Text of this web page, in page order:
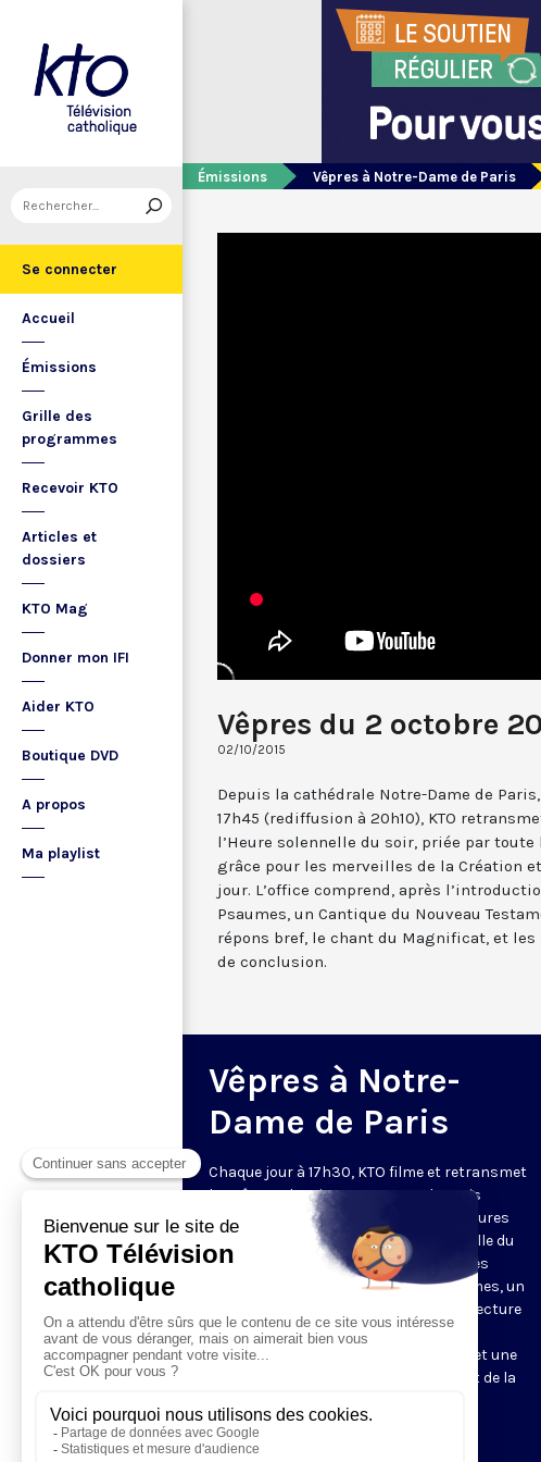
Se connecter
Accueil
Émissions
Grille des
programmes
Recevoir KTO
Articles et
dossiers
KTO Mag
Donner mon IFI
Aider KTO
Boutique DVD
A propos
Ma playlist
Émissions Vêpres à Notre-Dame de Paris
Vêpres du 2 octobre
02/10/2015
Depuis la cathédrale Notre-Dame de
17h45 (rediffusion à 20h10), KTO
l’Heure solennelle du soir, priée par toute
grâce pour les merveilles de la Création
jour. L’office comprend, après
Psaumes, un Cantique du Nouveau
répons bref, le chant du Magnificat, et
de conclusion.
Vêpres à Notre-
Dame de Paris
Chaque jour à 17h30, KTO filme et retransmet
les Vêpres depuis Notre-Dame de Paris
rouverte. Les Vêpres font partie des Heures
de l’Office divin, c’est la prière solennelle du
soir. L’office de Vêpres comprend, après
l’introduction, une hymne, deux Psaumes, un
Cantique du Nouveau Testament, une lecture
brève, le chant d’actions de grâces du
Magnificat, les prières d’intercession et une
brève oraison. Les textes des Vêpres et de la
qu’indiquent le sitewww.aelf.org